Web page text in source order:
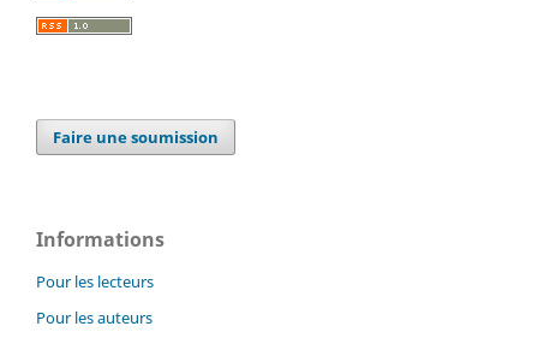
Faire une soumission
Informations
Pour les lecteurs
Pour les auteurs